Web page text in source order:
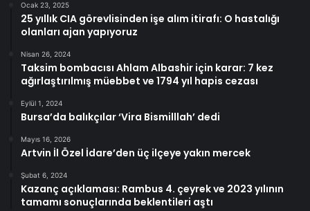
Ocak 23, 2025
25 yıllık CIA görevlisinden işe alım itirafı: O hastalığı
olanları ajan yapıyoruz
Nisan 26, 2024
Taksim bombacısı Ahlam Albashir için karar: 7 kez
ağırlaştırılmış müebbet ve 1794 yıl hapis cezası
Eylül 1, 2024
Bursa’da balıkçılar ‘Vira Bismilllah’ dedi
Mayıs 16, 2026
Artvin İl Özel İdare’den üç ilçeye yakın mercek
Şubat 6, 2024
Kazanç açıklaması: Rambus 4. çeyrek ve 2023 yılının
tamamı sonuçlarında beklentileri aştı